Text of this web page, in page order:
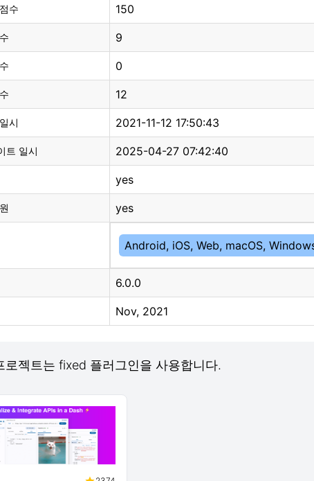
수 150
9
0
12
시 2021-11-12 17:50:43
트 일시 2025-04-27 07:42:40
yes
yes
Android, iOS, Web, macOS,
6.0.0
Nov, 2021
로젝트는 fixed 플러그인을 사용합니다.